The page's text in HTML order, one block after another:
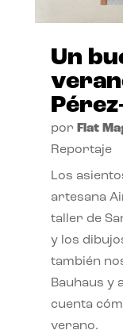
Un
por Flat
Reportaje
Los
artesana
taller de
y los
también
Bauhaus y
cuenta
verano.